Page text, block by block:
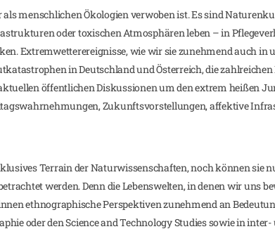
menschlichen Ökologien verwoben ist. Es sind
oder toxischen Atmosphären leben – in
Extremwetterereignisse, wie wir sie zunehmend auch in
in Deutschland und Österreich, die
öffentlichen Diskussionen um den extrem heißen
Zukunftsvorstellungen, affektive
Terrain der Naturwissenschaften, noch können sie
werden. Denn die Lebenswelten, in denen wir uns
ethnographische Perspektiven zunehmend an
oder den Science and Technology Studies sowie in inter-